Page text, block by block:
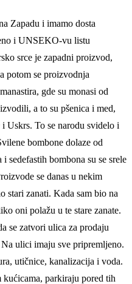
Zapadu i imamo dosta
i UNSEKO-vu listu
srce je zapadni proizvod,
potom se proizvodnja
gde su monasi od
a to su pšenica i med,
Uskrs. To se narodu svidelo i
bombone dolaze od
sedefastih bombona su se srele
se danas u nekim
stari zanati. Kada sam bio na
oni polažu u te stare zanate.
se zatvori ulica za prodaju
ulici imaju sve pripremljeno.
utičnice, kanalizacija i voda.
parkiraju pored tih